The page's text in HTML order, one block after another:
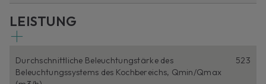
LEISTUNG
Durchschnittliche Beleuchtungstärke des
Beleuchtungssystems des Kochbereichs, Qmin/Qmax
523